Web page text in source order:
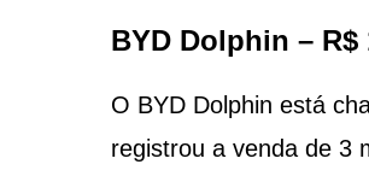
BYD Dolphin – R$
O BYD Dolphin está
registrou a venda de 3